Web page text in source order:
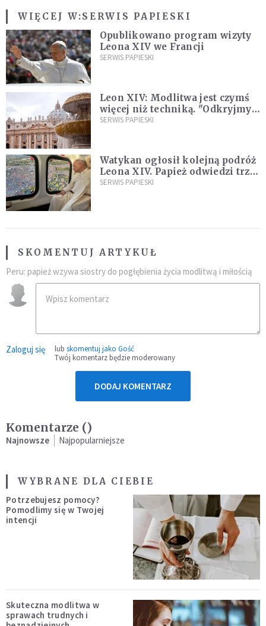
WIĘCEJ W:SERWIS PAPIESKI
Opublikowano program wizyty
Leona XIV we Francji
SERWIS PAPIESKI
Leon XIV: Modlitwa jest czymś
więcej niż techniką. "Odkryjmy
ją na nowo"
SERWIS PAPIESKI
Watykan ogłosił kolejną podróż
Leona XIV. Papież odwiedzi trzy
kraje Ameryki Południowej
SERWIS PAPIESKI
SKOMENTUJ ARTYKUŁ
Peru: papież wzywa siostry do pogłębienia życia modlitwą i miłością
Zaloguj się lub skomentuj jako Gość
Twój komentarz będzie moderowany
DODAJ KOMENTARZ
Komentarze ()
Najnowsze Najpopularniejsze
WYBRANE DLA CIEBIE
Potrzebujesz pomocy?
Pomodlimy się w Twojej
intencji
Skuteczna modlitwa w
sprawach trudnych i